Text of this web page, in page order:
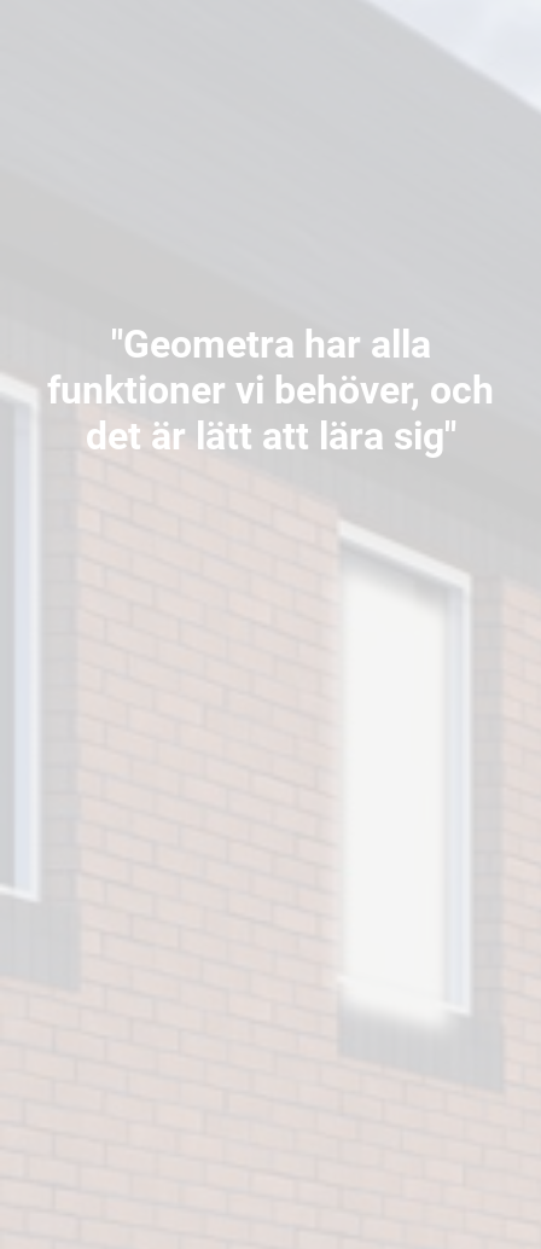
"Geometra har alla
funktioner vi behöver, och
det är lätt att lära sig"